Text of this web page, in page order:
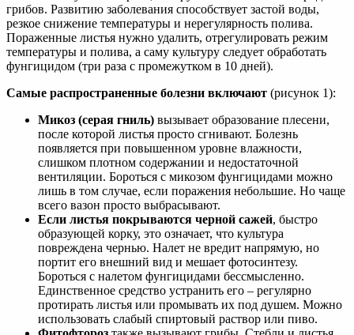
грибов. Развитию заболевания способствует застой воды,
резкое снижение температуры и нерегулярность полива.
Пораженные листья нужно удалить, отрегулировать режим
температуры и полива, а саму культуру следует обработать
фунгицидом (три раза с промежутком в 10 дней).
Самые распространенные болезни включают (рисунок 1):
Микоз (серая гниль) вызывает образование плесени,
после которой листья просто сгнивают. Болезнь
появляется при повышенном уровне влажности,
слишком плотном содержании и недостаточной
вентиляции. Бороться с микозом фунгицидами можно
лишь в том случае, если поражения небольшие. Но чаще
всего вазон просто выбрасывают.
Если листья покрываются черной сажей, быстро
образующей корку, это означает, что культура
повреждена чернью. Налет не вредит напрямую, но
портит его внешний вид и мешает фотосинтезу.
Бороться с налетом фунгицидами бессмысленно.
Единственное средство устранить его – регулярно
протирать листья или промывать их под душем. Можно
использовать слабый спиртовый раствор или пиво.